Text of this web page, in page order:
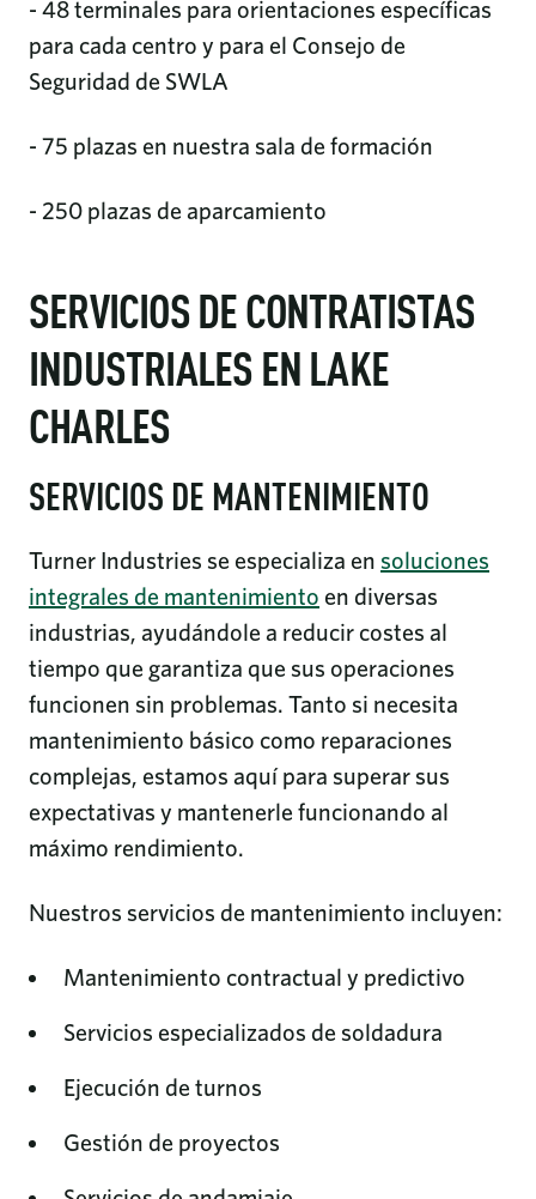
- 48 terminales para orientaciones específicas
para cada centro y para el Consejo de
Seguridad de SWLA
- 75 plazas en nuestra sala de formación
- 250 plazas de aparcamiento
SERVICIOS DE CONTRATISTAS
INDUSTRIALES EN LAKE
CHARLES
SERVICIOS DE MANTENIMIENTO
Turner Industries se especializa en soluciones
integrales de mantenimiento en diversas
industrias, ayudándole a reducir costes al
tiempo que garantiza que sus operaciones
funcionen sin problemas. Tanto si necesita
mantenimiento básico como reparaciones
complejas, estamos aquí para superar sus
expectativas y mantenerle funcionando al
máximo rendimiento.
Nuestros servicios de mantenimiento incluyen:
Mantenimiento contractual y predictivo
Servicios especializados de soldadura
Ejecución de turnos
Gestión de proyectos